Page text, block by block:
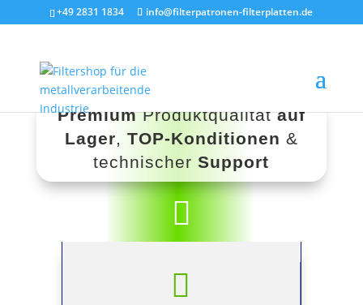
+49 2831 1834 info@filterpatronen-filterplatten.de
Premium Produktqualitätauf
Lager, TOP-Konditionen &
technischer Support

